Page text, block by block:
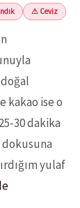
⚠ Ceviz
kakao ise o
30 dakika
yulaf